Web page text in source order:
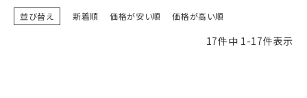
並び替え 新着順 価格が安い順 価格が高い順
17件中 1-17件表示